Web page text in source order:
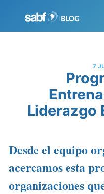
7
Liderazgo
Desde el equipo
acercamos esta
organizaciones